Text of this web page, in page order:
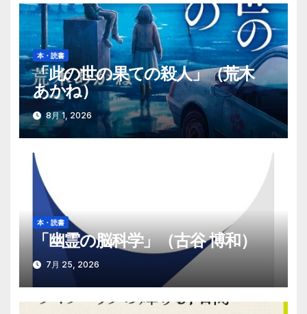
ー
シ
ョ
ン
本・読書
「此の世の果ての殺人」（荒木
あかね）
8月 1, 2026
本・読書
「幽霊の脳科学」（古谷 博和）
7月 25, 2026